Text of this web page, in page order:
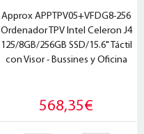
Approx APPTPV05+VFDG8-256
Ordenador TPV Intel Celeron J4
125/8GB/256GB SSD/15.6" Táctil
con Visor - Bussines y Oficina
568,35€